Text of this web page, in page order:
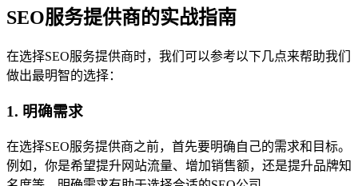
SEO服务提供商的实战指南
在选择SEO服务提供商时，我们可以参考以下几点来帮助我们
做出最明智的选择：
1. 明确需求
在选择SEO服务提供商之前，首先要明确自己的需求和目标。
例如，你是希望提升网站流量、增加销售额，还是提升品牌知